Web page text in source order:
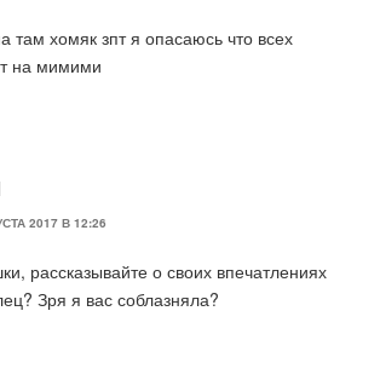
там хомяк зпт я опасаюсь что всех
на мимими
2017 В 12:26
рассказывайте о своих впечатлениях
Зря я вас соблазняла?